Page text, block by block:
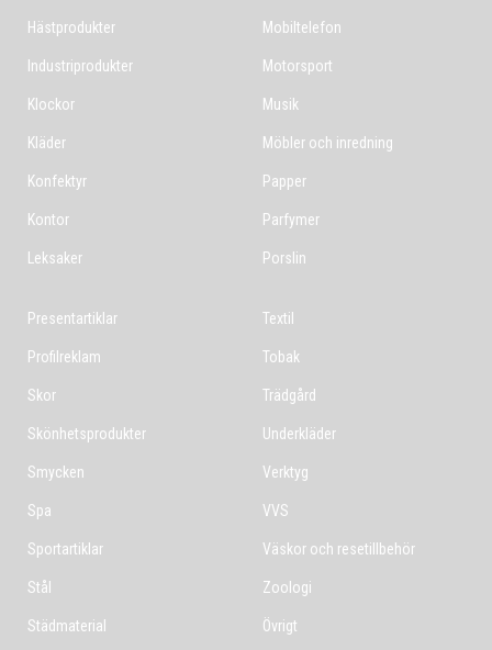
Hästprodukter
Industriprodukter
Klockor
Kläder
Konfektyr
Kontor
Leksaker
Mobiltelefon
Motorsport
Musik
Möbler och inredning
Papper
Parfymer
Porslin
Presentartiklar
Profilreklam
Skor
Skönhetsprodukter
Smycken
Spa
Sportartiklar
Stål
Städmaterial
Textil
Tobak
Trädgård
Underkläder
Verktyg
VVS
Väskor och resetillbehör
Zoologi
Övrigt